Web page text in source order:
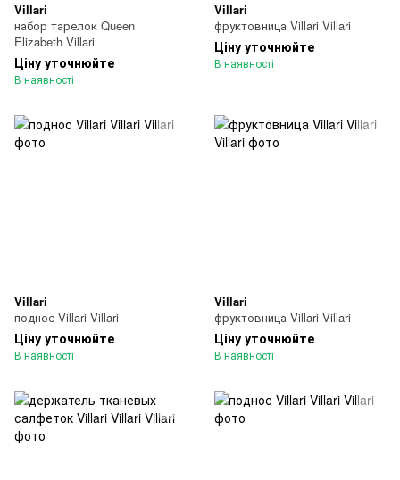
Villari
набор тарелок Queen
Elizabeth Villari
Ціну уточнюйте
В наявності
Villari
фруктовница Villari Villari
Ціну уточнюйте
В наявності
Villari
поднос Villari Villari
Ціну уточнюйте
В наявності
Villari
фруктовница Villari Villari
Ціну уточнюйте
В наявності